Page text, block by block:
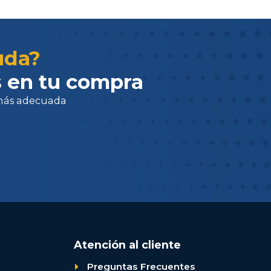
en tu compra
Atención al cliente
Preguntas Frecuentes